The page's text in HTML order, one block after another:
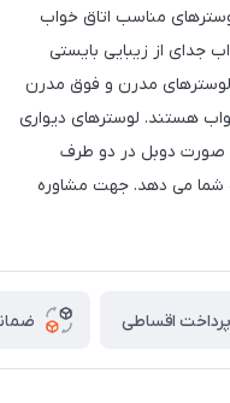
مناسب اتاق خواب
جدای از زیبایی بایستی
لوسترهای مدرن و فوق مدرن
اتاق خواب هستند. لوسترهای دیواری
صورت دوبل در دو طرف
شما می دهد. جهت مشاوره
پرداخت اقساطی